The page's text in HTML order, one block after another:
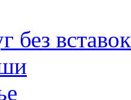
без вставок